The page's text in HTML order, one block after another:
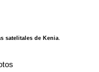
satelitales de Kenia